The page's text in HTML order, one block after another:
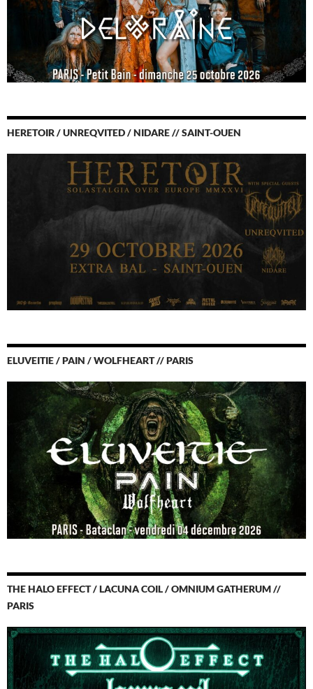
HERETOIR / UNREQVITED / NIDARE // SAINT-OUEN
ELUVEITIE / PAIN / WOLFHEART // PARIS
THE HALO EFFECT / LACUNA COIL / OMNIUM GATHERUM //
PARIS